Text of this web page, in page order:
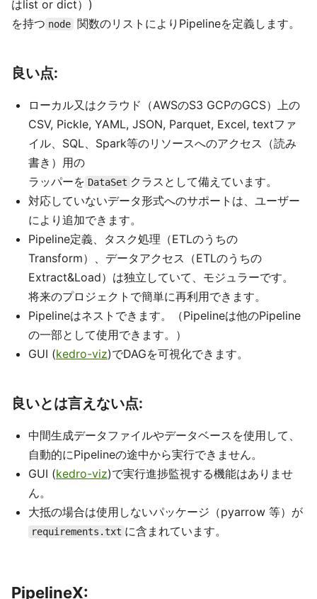
はlist or dict）)
を持つ node 関数のリストによりPipelineを定義します。
良い点:
ローカル又はクラウド（AWSのS3 GCPのGCS）上の
CSV, Pickle, YAML, JSON, Parquet, Excel, textファ
イル、SQL、Spark等のリソースへのアクセス（読み
書き）用の
ラッパーを DataSet クラスとして備えています。
対応していないデータ形式へのサポートは、ユーザー
により追加できます。
Pipeline定義、タスク処理（ETLのうちの
Transform）、データアクセス（ETLのうちの
Extract&Load）は独立していて、モジュラーです。
将来のプロジェクトで簡単に再利用できます。
Pipelineはネストできます。（Pipelineは他のPipeline
の一部として使用できます。）
GUI (kedro-viz)でDAGを可視化できます。
良いとは言えない点:
中間生成データファイルやデータベースを使用して、
自動的にPipelineの途中から実行できません。
GUI (kedro-viz)で実行進捗監視する機能はありませ
ん。
大抵の場合は使用しないパッケージ（pyarrow 等）が
requirements.txt に含まれています。
PipelineX: